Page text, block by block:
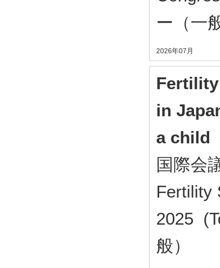
ー（一
2026年07月
in
a child
国際会
Fertility
2025
般）